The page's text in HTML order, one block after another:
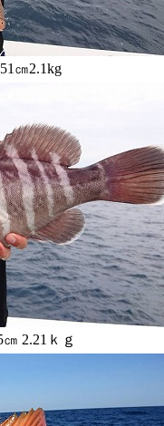
㎝2.1kg
2.21ｋｇ